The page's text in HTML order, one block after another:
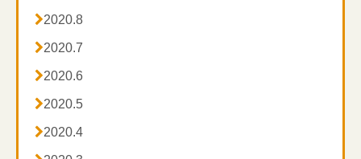
2020.8
2020.7
2020.6
2020.5
2020.4